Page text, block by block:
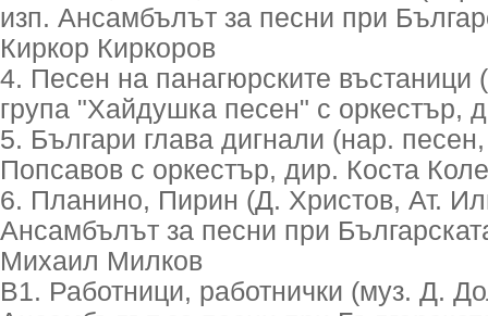
изп. Ансамбълът за песни при
Киркор Киркоров
4. Песен на панагюрските
група "Хайдушка песен" с оркестър,
5. Българи глава дигнали (нар.
Попсавов с оркестър, дир. Коста
6. Планино, Пирин (Д. Христов, Ат.
Ансамбълът за песни при
Михаил Милков
В1. Работници, работнички (муз. Д.